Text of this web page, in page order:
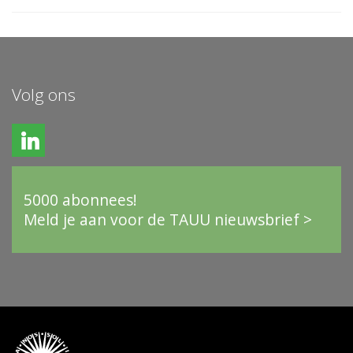
Volg ons
5000 abonnees!
Meld je aan voor de TAUU nieuwsbrief >